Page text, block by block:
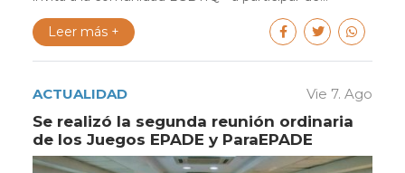
Leer más +
ACTUALIDAD Vie 7. Ago
Se realizó la segunda reunión ordinaria
de los Juegos EPADE y ParaEPADE